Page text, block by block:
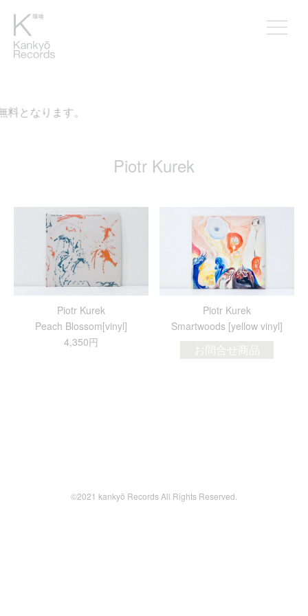
となります。
Piotr Kurek
Piotr Kurek
Peach Blossom[vinyl]
4,350円
Piotr Kurek
Smartwoods [yellow vinyl]
お問合せ商品
©2021 kankyō Records All Rights Reserved.